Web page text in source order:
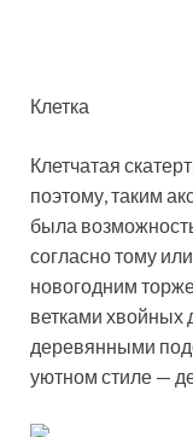
Клетка
Клетчатая
поэтому, таким
была
согласно тому
новогодним
ветками хвойных
деревянными
уютном стиле —